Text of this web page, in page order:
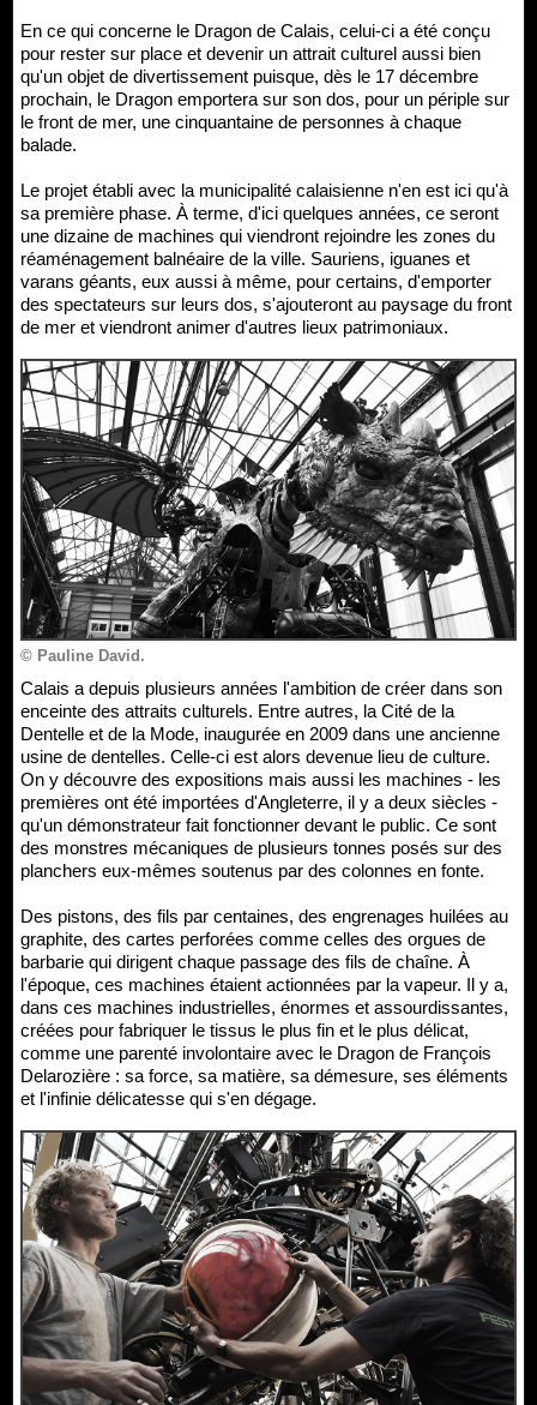
En ce qui concerne le Dragon de Calais, celui-ci a été conçu
pour rester sur place et devenir un attrait culturel aussi bien
qu'un objet de divertissement puisque, dès le 17 décembre
prochain, le Dragon emportera sur son dos, pour un périple sur
le front de mer, une cinquantaine de personnes à chaque
balade.
Le projet établi avec la municipalité calaisienne n'en est ici qu'à
sa première phase. À terme, d'ici quelques années, ce seront
une dizaine de machines qui viendront rejoindre les zones du
réaménagement balnéaire de la ville. Sauriens, iguanes et
varans géants, eux aussi à même, pour certains, d'emporter
des spectateurs sur leurs dos, s'ajouteront au paysage du front
de mer et viendront animer d'autres lieux patrimoniaux.
© Pauline David.
Calais a depuis plusieurs années l'ambition de créer dans son
enceinte des attraits culturels. Entre autres, la Cité de la
Dentelle et de la Mode, inaugurée en 2009 dans une ancienne
usine de dentelles. Celle-ci est alors devenue lieu de culture.
On y découvre des expositions mais aussi les machines - les
premières ont été importées d'Angleterre, il y a deux siècles -
qu'un démonstrateur fait fonctionner devant le public. Ce sont
des monstres mécaniques de plusieurs tonnes posés sur des
planchers eux-mêmes soutenus par des colonnes en fonte.
Des pistons, des fils par centaines, des engrenages huilées au
graphite, des cartes perforées comme celles des orgues de
barbarie qui dirigent chaque passage des fils de chaîne. À
l'époque, ces machines étaient actionnées par la vapeur. Il y a,
dans ces machines industrielles, énormes et assourdissantes,
créées pour fabriquer le tissus le plus fin et le plus délicat,
comme une parenté involontaire avec le Dragon de François
Delarozière : sa force, sa matière, sa démesure, ses éléments
et l'infinie délicatesse qui s'en dégage.